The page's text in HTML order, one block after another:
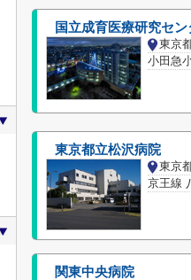
国立成育医療研究セ
東京
小田急
東京都立松沢病院
東京
京王線
関東中央病院